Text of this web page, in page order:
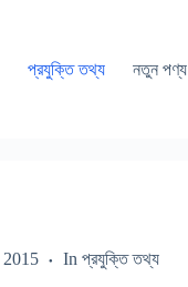
প্রযুক্তি তথ্য
নতুন পণ্য
2015 In প্রযুক্তি তথ্য